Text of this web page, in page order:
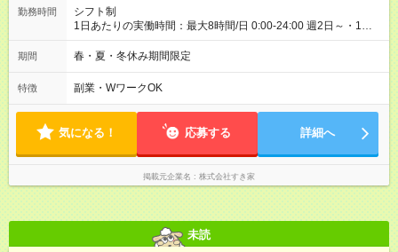
勤務時間
シフト制
1日あたりの実働時間：最大8時間/日 0:00-24:00 週2日～・1日
2h～OK ＜シフト例＞ 〇朝帯 5:00-9:00 〇昼帯 9:00-14:00 〇午
後帯 14:00-18:00 〇夜帯 18:00-22:00 〇深夜帯 22:00-翌5:00 基
ます♪
期間 春・夏・冬休み期間限定
特徴 副業・WワークOK
気になる！ 応募する 詳細へ
掲載元企業名 株式会社すき家
未読